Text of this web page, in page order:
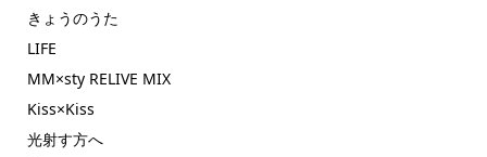
きょうのうた
LIFE
MM×sty RELIVE MIX
Kiss×Kiss
光射す方へ